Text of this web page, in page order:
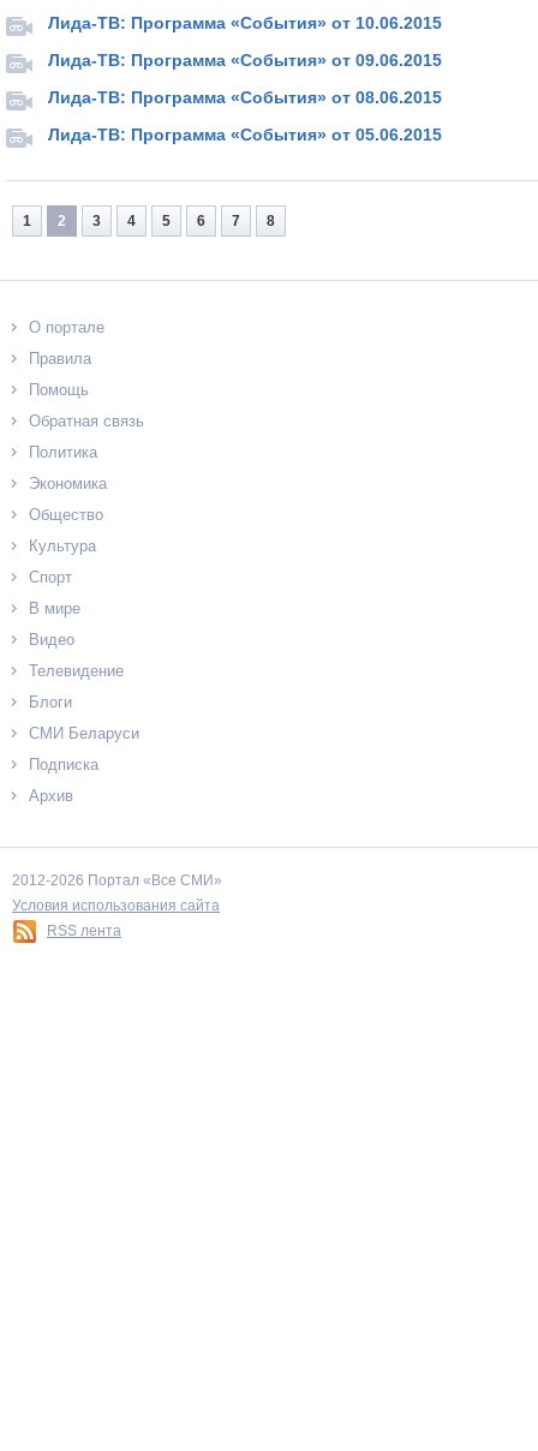
Лида-ТВ: Программа «События» от 10.06.2015
Лида-ТВ: Программа «События» от 09.06.2015
Лида-ТВ: Программа «События» от 08.06.2015
Лида-ТВ: Программа «События» от 05.06.2015
1 2 3 4 5 6 7 8
О портале
Правила
Помощь
Обратная связь
Политика
Экономика
Общество
Культура
Спорт
В мире
Видео
Телевидение
Блоги
СМИ Беларуси
Подписка
Архив
2012-2026 Портал «Все СМИ»
Условия использования сайта
RSS лента